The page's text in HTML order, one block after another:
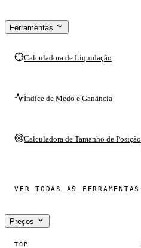
Ferramentas
Calculadora de Liquidação
Índice de Medo e Ganância
Calculadora de Tamanho de Posição
VER TODAS AS FERRAMENTAS
Preços
TOP